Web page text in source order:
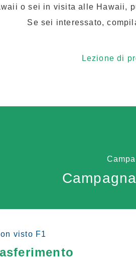
o sei in visita alle Hawaii,
Se sei interessato,
visto F1